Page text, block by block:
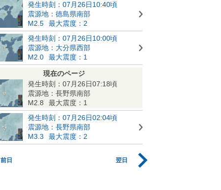
発生時刻：07月26日10:40頃
震源地：徳島県南部
M2.5
最大震度：2
発生時刻：07月26日10:00頃
震源地：大分県西部
M2.0
最大震度：1
現在のページ
発生時刻：07月26日07:18頃
震源地：長野県南部
M2.8
最大震度：1
発生時刻：07月26日02:04頃
震源地：長野県南部
M3.3
最大震度：2
前日 翌日